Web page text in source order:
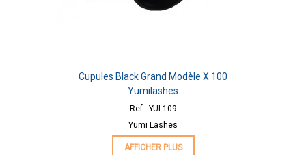
Cupules Black Grand Modèle X 100
Yumilashes
Ref : YUL109
Yumi Lashes
AFFICHER PLUS